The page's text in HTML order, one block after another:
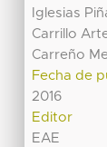
Iglesias
Carrillo
Carreño
Fecha de
2016
Editor
EAE